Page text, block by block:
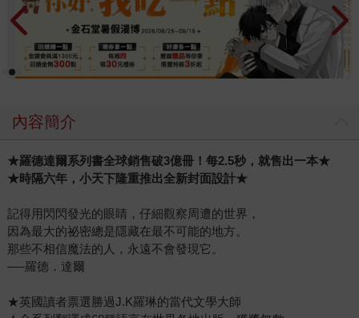
內容簡介
★羅德達爾系列書全球銷售破3億冊！每2.5秒，就售出一本★
★時隔六年，小天下隆重推出全新封面設計★
記得用閃閃發光的眼睛，仔細觀察周遭的世界，
因為最大的祕密總是隱藏在最不可能的地方。
那些不相信魔法的人，永遠不會發現它。
──羅德．達爾
★英國讀者票選勝過J.K羅琳的當代文學大師